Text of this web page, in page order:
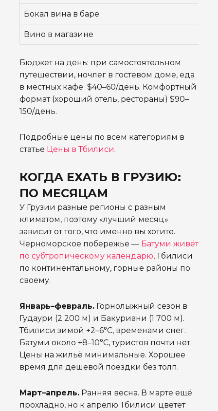
Бокал вина в баре
Вино в магазине
Бюджет на день: при самостоятельном
путешествии, ночлег в гостевом доме, еда
в местных кафе $40–60/день. Комфортный
формат (хороший отель, рестораны) $90–
150/день.
Подробные цены по всем категориям в
статье Цены в Тбилиси.
КОГДА ЕХАТЬ В ГРУЗИЮ:
ПО МЕСЯЦАМ
У Грузии разные регионы с разным
климатом, поэтому «лучший месяц»
зависит от того, что именно вы хотите.
Черноморское побережье — Батуми живёт
по субтропическому календарю, Тбилиси
по континентальному, горные районы по
своему.
Январь–февраль. Горнолыжный сезон в
Гудаури (2 200 м) и Бакуриани (1 700 м).
Тбилиси зимой +2–6°C, временами снег.
Батуми около +8–10°C, туристов почти нет.
Цены на жильё минимальные. Хорошее
время для дешёвой поездки без толп.
Март–апрель. Ранняя весна. В марте ещё
прохладно, но к апрелю Тбилиси цветёт